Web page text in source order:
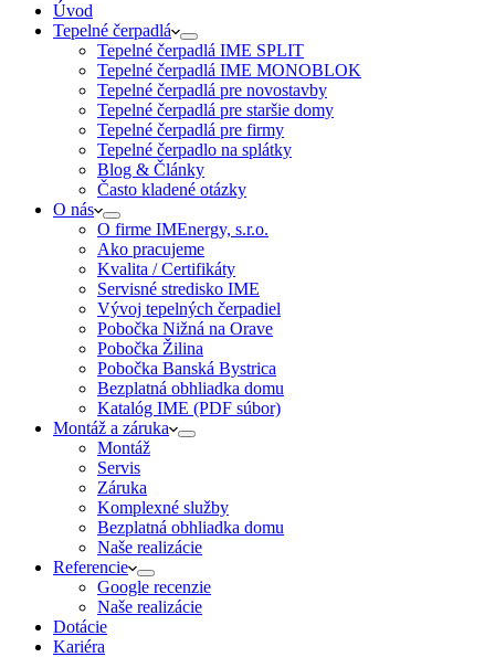
Úvod
Tepelné čerpadlá
Tepelné čerpadlá IME SPLIT
Tepelné čerpadlá IME MONOBLOK
Tepelné čerpadlá pre novostavby
Tepelné čerpadlá pre staršie domy
Tepelné čerpadlá pre firmy
Tepelné čerpadlo na splátky
Blog & Články
Často kladené otázky
O nás
O firme IMEnergy, s.r.o.
Ako pracujeme
Kvalita / Certifikáty
Servisné stredisko IME
Vývoj tepelných čerpadiel
Pobočka Nižná na Orave
Pobočka Žilina
Pobočka Banská Bystrica
Bezplatná obhliadka domu
Katalóg IME (PDF súbor)
Montáž a záruka
Montáž
Servis
Záruka
Komplexné služby
Bezplatná obhliadka domu
Naše realizácie
Referencie
Google recenzie
Naše realizácie
Dotácie
Kariéra